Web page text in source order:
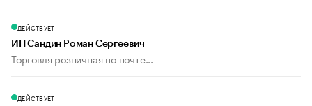
ДЕЙСТВУЕТ
ИП Сандин Роман Сергеевич
Торговля розничная по почте...
ДЕЙСТВУЕТ